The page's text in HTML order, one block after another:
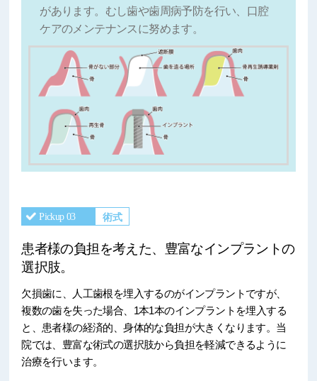
があります。むし歯や歯周病予防を行い、口腔
ケアのメンテナンスに努めます。
Pickup 03 術式
患者様の負担を考えた、豊富なインプラントの
選択肢。
欠損歯に、人工歯根を埋入するのがインプラントですが、
複数の歯を失った場合、1本1本のインプラントを埋入する
と、患者様の経済的、身体的な負担が大きくなります。当
院では、豊富な術式の選択肢から負担を軽減できるように
治療を行います。